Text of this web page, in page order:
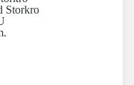
Storkro